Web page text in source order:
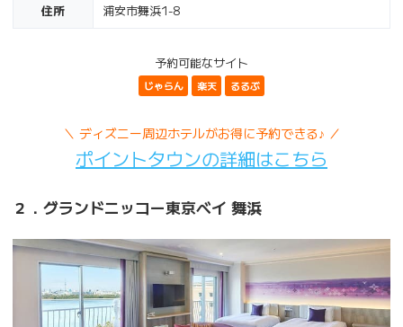
住所 浦安市舞浜1-8
予約可能なサイト
じゃらん 楽天 るるぶ
＼ ディズニー周辺ホテルがお得に予約できる♪ ／
ポイントタウンの詳細はこちら
２．グランドニッコー東京ベイ 舞浜